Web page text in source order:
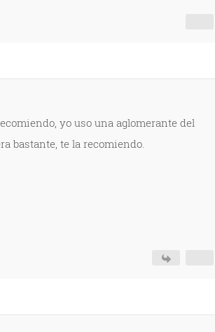
yo uso una aglomerante del
bastante, te la recomiendo.